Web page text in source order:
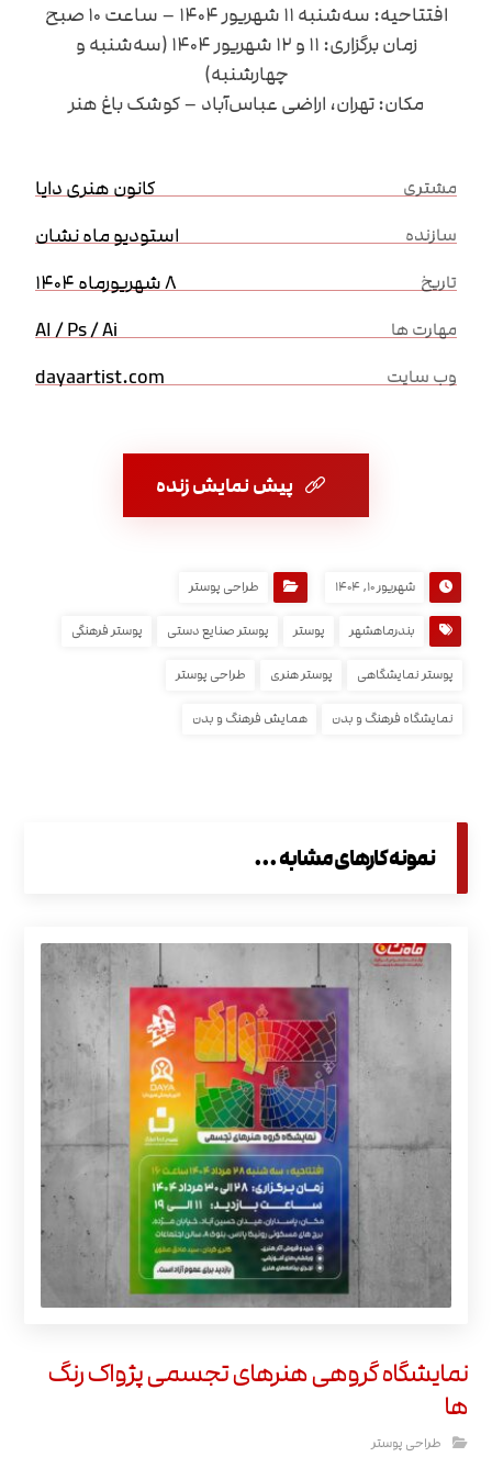
افتتاحیه: سه‌شنبه ۱۱ شهریور ۱۴۰۴ – ساعت ۱۰ صبح
زمان برگزاری: ۱۱ و ۱۲ شهریور ۱۴۰۴ (سه‌شنبه و
چهارشنبه)
مکان: تهران، اراضی عباس‌آباد – کوشک باغ هنر
مشتری کانون هنری دایا
سازنده استودیو ماه نشان
تاریخ 8 شهریورماه 1404
مهارت ها AI / Ps / Ai
وب سایت dayaartist.com
پیش نمایش زنده
شهریور 10, 1404 طراحی پوستر
بندرماهشهر پوستر پوستر صنایع دستی پوستر فرهنگی
پوستر نمایشگاهی پوستر هنری طراحی پوستر
نمایشگاه فرهنگ و بدن همایش فرهنگ و بدن
نمونه کارهای مشابه ...
نمایشگاه گروهی هنرهای تجسمی پژواک رنگ
ها
طراحی پوستر